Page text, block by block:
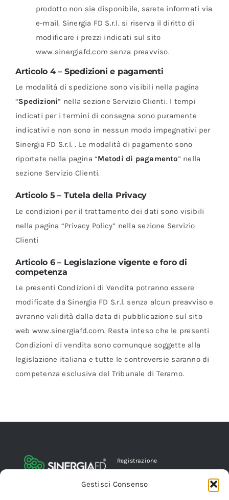
Gestisci Consenso
prodotto non sia disponibile, sarete informati via
e-mail. Sinergia FD S.r.l. si riserva il diritto di
modificare i prezzi indicati sul sito
www.sinergiafd.com senza preavviso.
Articolo 4 – Spedizioni e pagamenti
Le modalità di spedizione sono visibili nella pagina
“Spedizioni” nella sezione Servizio Clienti. I tempi
indicati per i termini di consegna sono puramente
indicativi e non sono in nessun modo impegnativi per
Sinergia FD S.r.l. . Le modalità di pagamento sono
riportate nella pagina “Metodi di pagamento” nella
sezione Servizio Clienti.
Articolo 5 – Tutela della Privacy
Le condizioni per il trattamento dei dati sono visibili
nella pagina “Privacy Policy” nella sezione Servizio
Clienti
Articolo 6 – Legislazione vigente e foro di
competenza
Le presenti Condizioni di Vendita potranno essere
modificate da Sinergia FD S.r.l. senza alcun preavviso e
avranno validità dalla data di pubblicazione sul sito
web www.sinergiafd.com. Resta inteso che le presenti
Condizioni di vendita sono comunque soggette alla
legislazione italiana e tutte le controversie saranno di
competenza esclusiva del Tribunale di Teramo.
Registrazione
Privacy Policy
Cookie Policy